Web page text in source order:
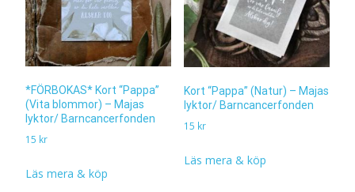
*FÖRBOKAS* Kort “Pappa”
(Vita blommor) – Majas
lyktor/ Barncancerfonden
15 kr
Läs mera & köp
Kort “Pappa” (Natur) – Majas
lyktor/ Barncancerfonden
15 kr
Läs mera & köp